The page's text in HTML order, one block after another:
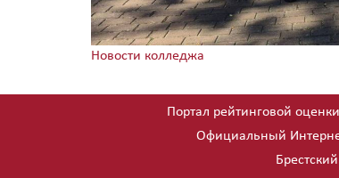
Новости колледжа
Портал рейтинговой
Официальный